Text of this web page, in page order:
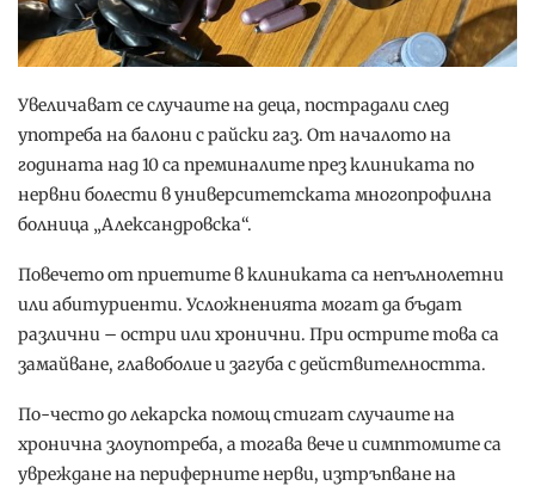
Увеличават се случаите на деца, пострадали след
употреба на балони с райски газ. От началото на
годината над 10 са преминалите през клиниката по
нервни болести в университетската многопрофилна
болница „Александровска“.
Повечето от приетите в клиниката са непълнолетни
или абитуриенти. Усложненията могат да бъдат
различни – остри или хронични. При острите това са
замайване, главоболие и загуба с действителността.
По-често до лекарска помощ стигат случаите на
хронична злоупотреба, а тогава вече и симптомите са
увреждане на периферните нерви, изтръпване на